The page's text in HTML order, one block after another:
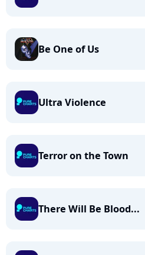
Be One of Us
Ultra Violence
Terror on the Town
There Will Be Blood...